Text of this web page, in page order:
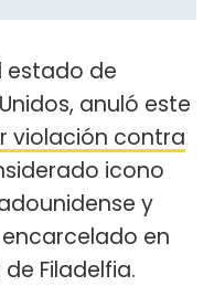
estado de
anuló este
violación contra
icono
y
en
Filadelfia.